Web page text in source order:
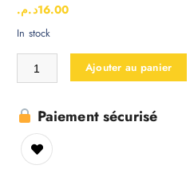
16.00د.م.
In stock
Ajouter au panier
Paiement sécurisé